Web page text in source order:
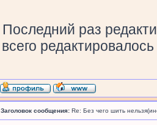
Последний раз
всего
Заголовок сообщения: Re: Без чего шить